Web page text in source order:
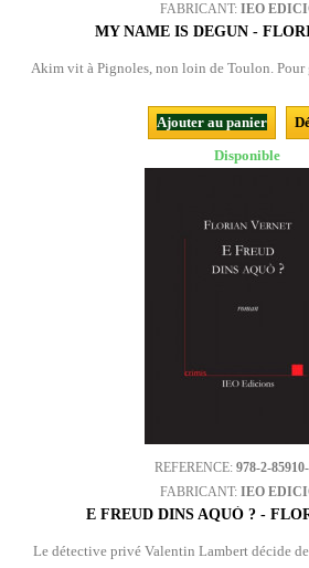
FABRICANT: IEO
MY NAME IS DEGUN -
Akim vit à Pignoles, non loin de Toulon. Pour
Ajouter au panier
Disponible
REFERENCE: 978-2-
FABRICANT: IEO
E FREUD DINS AQUÒ ? -
Le détective privé Valentin Lambert décide